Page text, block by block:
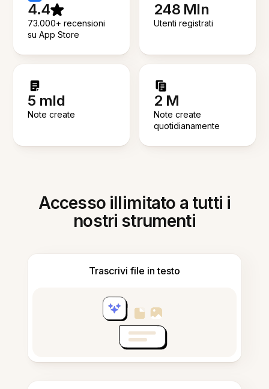
4.4
73.000+ recensioni
su App Store
248 Mln
Utenti registrati
5 mld
Note create
2 M
Note create
quotidianamente
Accesso illimitato a tutti i
nostri strumenti
Trascrivi file in testo